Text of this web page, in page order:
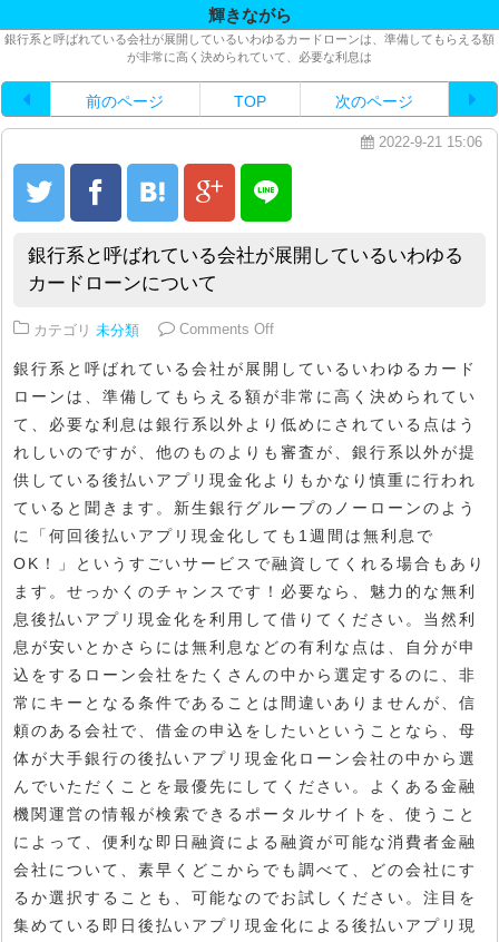
輝きながら
銀行系と呼ばれている会社が展開しているいわゆるカードローンは、準備してもらえる額
が非常に高く決められていて、必要な利息は
前のページ TOP 次のページ
2022-9-21 15:06
銀行系と呼ばれている会社が展開しているいわゆる
カードローンについて
カテゴリ 未分類 Comments Offon 銀行系と呼ばれている会社が
銀行系と呼ばれている会社が展開しているいわゆるカード
ローンは、準備してもらえる額が非常に高く決められてい
て、必要な利息は銀行系以外より低めにされている点はう
れしいのですが、他のものよりも審査が、銀行系以外が提
供している後払いアプリ現金化よりもかなり慎重に行われ
ていると聞きます。新生銀行グループのノーローンのよう
に「何回後払いアプリ現金化しても1週間は無利息で
OK！」というすごいサービスで融資してくれる場合もあり
ます。せっかくのチャンスです！必要なら、魅力的な無利
息後払いアプリ現金化を利用して借りてください。当然利
息が安いとかさらには無利息などの有利な点は、自分が申
込をするローン会社をたくさんの中から選定するのに、非
常にキーとなる条件であることは間違いありませんが、信
頼のある会社で、借金の申込をしたいということなら、母
体が大手銀行の後払いアプリ現金化ローン会社の中から選
んでいただくことを最優先にしてください。よくある金融
機関運営の情報が検索できるポータルサイトを、使うこと
によって、便利な即日融資による融資が可能な消費者金融
会社について、素早くどこからでも調べて、どの会社にす
るか選択することも、可能なのでお試しください。注目を
集めている即日後払いアプリ現金化による後払いアプリ現